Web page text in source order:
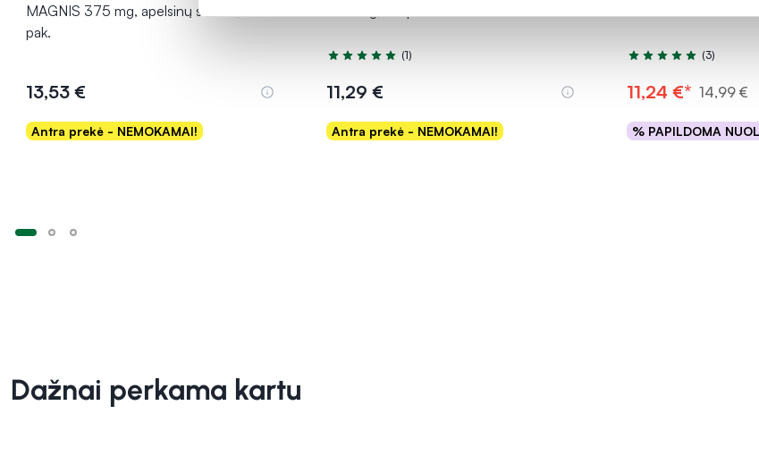
MAGNIS 375 mg, apelsinų skonio, 30
pak.
13,53 €
Antra prekė - NEMOKAMAI!
Į krepšelį
Įvertinimas 5.0 iš 5
(1)
11,29 €
Antra prekė - NEMOKAMAI!
Į krepšelį
Įvertinimas 5.0 iš 5
(3)
11,24 €* 14,99 €
% PAPILDOMA
Į
Dažnai perkama kartu